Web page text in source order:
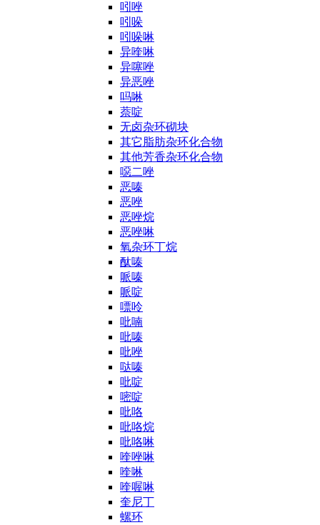
吲唑
吲哚
吲哚啉
异喹啉
异噻唑
异恶唑
吗啉
萘啶
无卤杂环砌块
其它脂肪杂环化合物
其他芳香杂环化合物
噁二唑
恶嗪
恶唑
恶唑烷
恶唑啉
氧杂环丁烷
酞嗪
哌嗪
哌啶
嘌呤
吡喃
吡嗪
吡唑
哒嗪
吡啶
嘧啶
吡咯
吡咯烷
吡咯啉
喹唑啉
喹啉
喹喔啉
奎尼丁
螺环